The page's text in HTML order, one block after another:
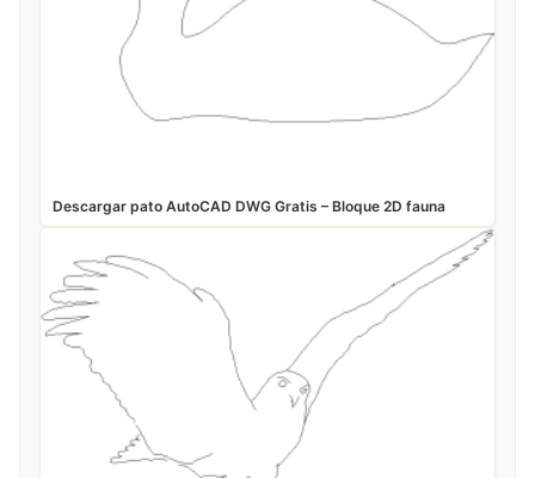
Descargar pato AutoCAD DWG Gratis – Bloque 2D fauna